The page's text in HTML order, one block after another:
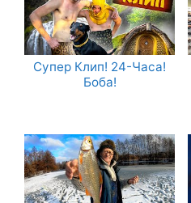
Супер Клип! 24-Часа!
Боба!